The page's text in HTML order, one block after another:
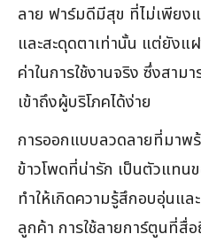
ลาย ฟาร์มดีมีสุข ที่ไม่เพีย
และสะดุดตาเท่านั้น แต่ยังแ
ค่าในการใช้งานจริง ซึ่งสาม
เข้าถึงผู้บริโภคได้ง่าย
การออกแบบลวดลายที่มาพ
ข้าวโพดที่น่ารัก เป็นตัวแท
ทำให้เกิดความรู้สึกอบอุ่นแล
ลูกค้า การใช้ลายการ์ตูนที่สื่